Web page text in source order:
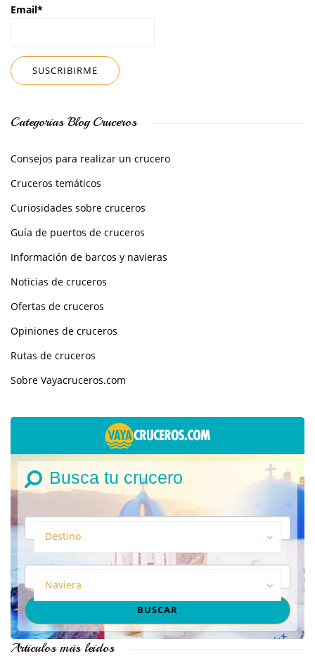
Email*
Categorías Blog Cruceros
Consejos para realizar un crucero
Cruceros temáticos
Curiosidades sobre cruceros
Guía de puertos de cruceros
Información de barcos y navieras
Noticias de cruceros
Ofertas de cruceros
Opiniones de cruceros
Rutas de cruceros
Sobre Vayacruceros.com
Busca tu crucero
Destino
Naviera
Artículos más leídos